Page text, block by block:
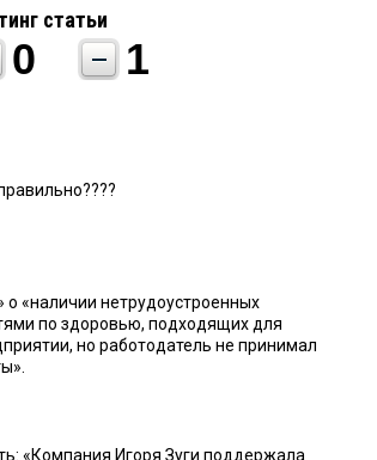
статьи
0 1
о «наличии нетрудоустроенных
по здоровью, подходящих для
но работодатель не принимал
«Компания Игоря Зуги поддержала